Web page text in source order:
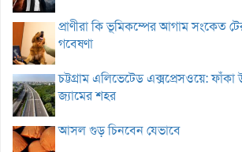
প্রাণীরা কি ভূমিকম্পের আগাম সংকেত
গবেষণা
চট্টগ্রাম এলিভেটেড এক্সপ্রেসওয়ে:
জ্যামের শহর
আসল গুড় চিনবেন যেভাবে